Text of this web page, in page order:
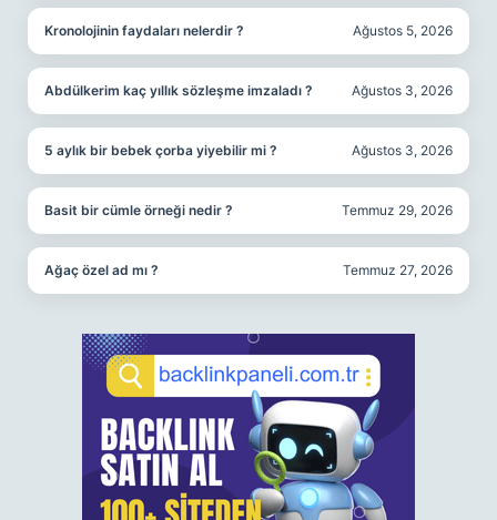
Kronolojinin faydaları nelerdir ? Ağustos 5, 2026
Abdülkerim kaç yıllık sözleşme imzaladı ? Ağustos 3, 2026
5 aylık bir bebek çorba yiyebilir mi ? Ağustos 3, 2026
Basit bir cümle örneği nedir ? Temmuz 29, 2026
Ağaç özel ad mı ? Temmuz 27, 2026